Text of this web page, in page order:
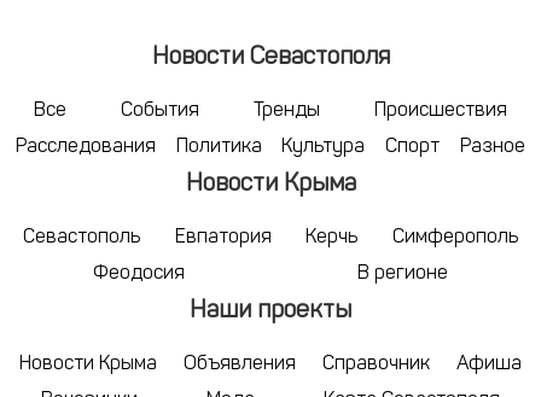
Новости Севастополя
Все События Тренды
Происшествия
Расследования
Политика Культура Спорт Разное
Новости Крыма
Севастополь Евпатория Керчь
Симферополь
Феодосия
В регионе
Наши проекты
Новости Крыма Объявления Справочник
Афиша